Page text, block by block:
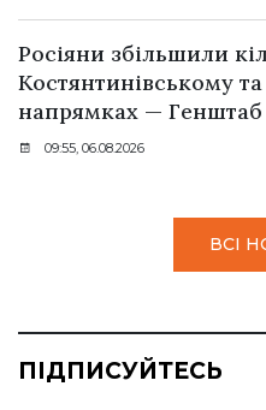
Росіяни збільшили
Костянтинівському
напрямках —
09:55, 06.08.2026
ВСІ
ПІДПИСУЙТЕСЬ